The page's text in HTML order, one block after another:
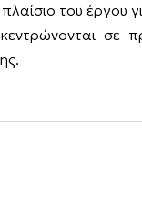
του έργου
σε